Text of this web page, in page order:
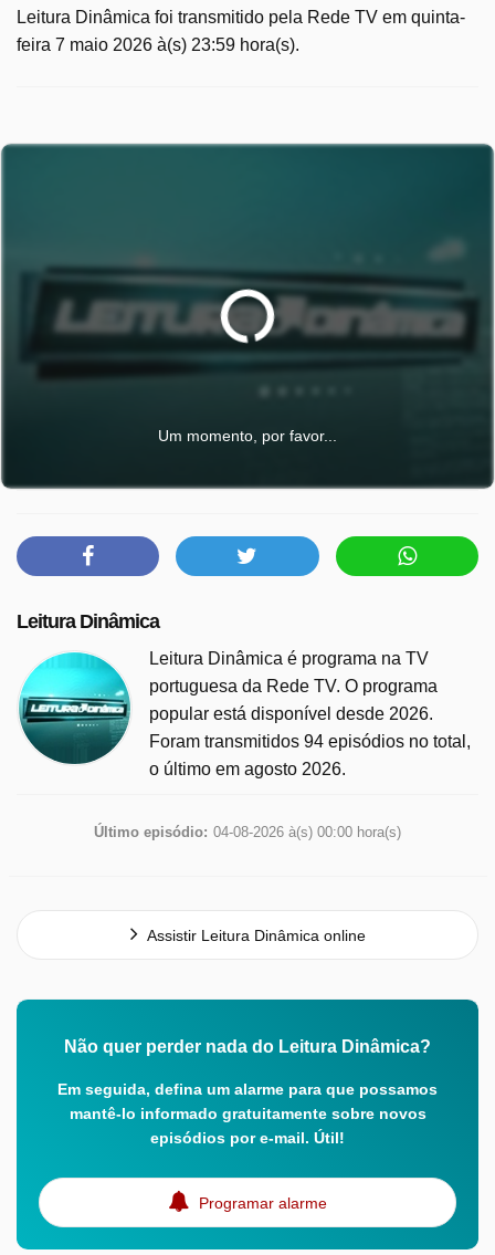
Leitura Dinâmica foi transmitido pela Rede TV em quinta-
feira 7 maio 2026 à(s) 23:59 hora(s).
Um momento, por favor...
Leitura Dinâmica
Leitura Dinâmica é programa na TV
portuguesa da Rede TV. O programa
popular está disponível desde 2026.
Foram transmitidos 94 episódios no total,
o último em agosto 2026.
Último episódio: 04-08-2026 à(s) 00:00 hora(s)
Assistir Leitura Dinâmica online
Não quer perder nada do Leitura Dinâmica?
Em seguida, defina um alarme para que possamos
mantê-lo informado gratuitamente sobre novos
episódios por e-mail. Útil!
Programar alarme